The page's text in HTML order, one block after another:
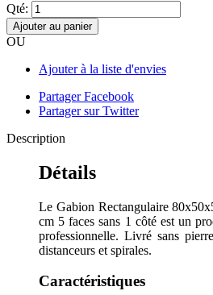
Qté:
Ajouter au panier
OU
Ajouter à la liste d'envies
Partager Facebook
Partager sur Twitter
Description
Détails
Le Gabion Rectangulaire
cm 5 faces sans 1 côté est un
professionnelle. Livré sans
distanceurs et spirales.
Caractéristiques